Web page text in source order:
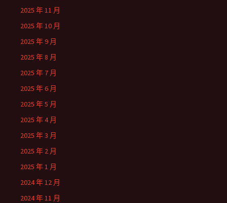
2025 年 11 月
2025 年 10 月
2025 年 9 月
2025 年 8 月
2025 年 7 月
2025 年 6 月
2025 年 5 月
2025 年 4 月
2025 年 3 月
2025 年 2 月
2025 年 1 月
2024 年 12 月
2024 年 11 月